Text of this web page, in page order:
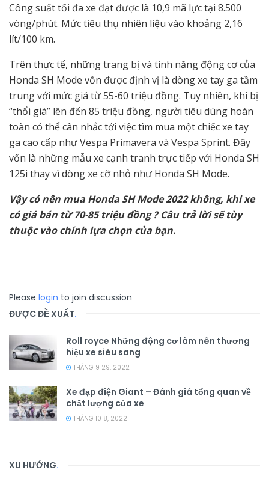
Công suất tối đa xe đạt được là 10,9 mã lực tại 8.500
vòng/phút. Mức tiêu thụ nhiên liệu vào khoảng 2,16
lít/100 km.
Trên thực tế, những trang bị và tính năng động cơ của
Honda SH Mode vốn được định vị là dòng xe tay ga tầm
trung với mức giá từ 55-60 triệu đồng. Tuy nhiên, khi bị
“thổi giá” lên đến 85 triệu đồng, người tiêu dùng hoàn
toàn có thể cân nhắc tới việc tìm mua một chiếc xe tay
ga cao cấp như Vespa Primavera và Vespa Sprint. Đây
vốn là những mẫu xe cạnh tranh trực tiếp với Honda SH
125i thay vì dòng xe cỡ nhỏ như Honda SH Mode.
Vậy có nên mua Honda SH Mode 2022 không, khi xe
có giá bán từ 70-85 triệu đồng ? Câu trả lời sẽ tùy
thuộc vào chính lựa chọn của bạn.
Please login to join discussion
ĐƯỢC ĐỀ XUẤT.
Roll royce Những động cơ làm nên thương
hiệu xe siêu sang
THÁNG 9 29, 2022
Xe đạp điện Giant – Đánh giá tổng quan về
chất lượng của xe
THÁNG 10 8, 2022
XU HƯỚNG.